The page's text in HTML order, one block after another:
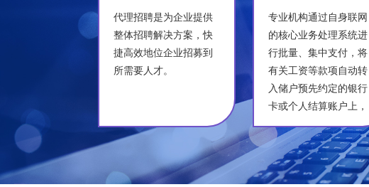
代理招聘是为企业提供
整体招聘解决方案，快
捷高效地位企业招募到
所需要人才。
专业机构通过自身联网
的核心业务处理系统进
行批量、集中支付，将
有关工资等款项自动转
入储户预先约定的银行
卡或个人结算账户上，
代理企、事业单位发放
工资，还可代理社会保
险局发放社会福利保险
金等。